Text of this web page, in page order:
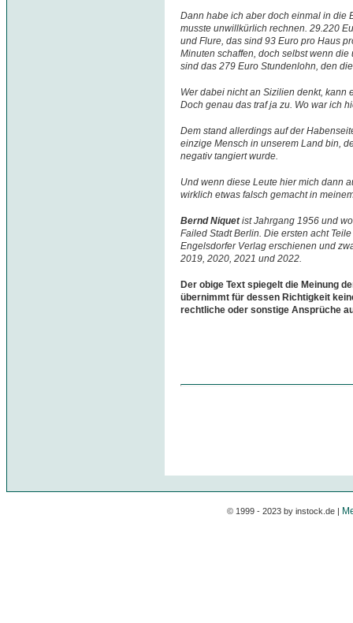
Dann habe ich aber doch einmal in die
musste unwillkürlich rechnen. 29.220
und Flure, das sind 93 Euro pro Haus
Minuten schaffen, doch selbst wenn
sind das 279 Euro Stundenlohn, den
Wer dabei nicht an Sizilien denkt, kann
Doch genau das traf ja zu. Wo war ich
Dem stand allerdings auf der
einzige Mensch in unserem Land bin,
negativ tangiert wurde.
Und wenn diese Leute hier mich dann
wirklich etwas falsch gemacht in
Bernd Niquetist Jahrgang 1956 und
Failed Stadt Berlin. Die ersten acht
Engelsdorfer Verlag erschienen und
2019, 2020, 2021 und 2022.
Der obige Text spiegelt die Meinung
übernimmt für dessen Richtigkeit
rechtliche oder sonstige Ansprüche
© 1999 - 2023 by instock.de |